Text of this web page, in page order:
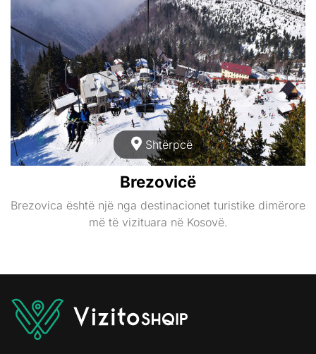
Shtërpcë
Brezovicë
Brezovica është një nga destinacionet turistike dimërore
më të vizituara në Kosovë.